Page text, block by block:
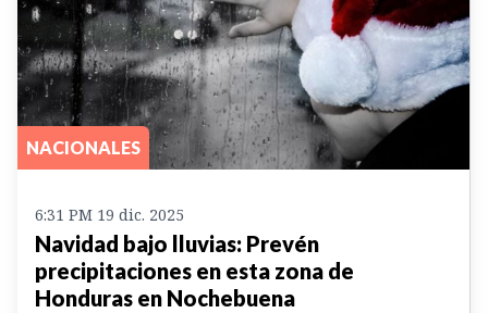
NACIONALES
6:31 PM 19 dic. 2025
Navidad bajo lluvias: Prevén
precipitaciones en esta zona de
Honduras en Nochebuena